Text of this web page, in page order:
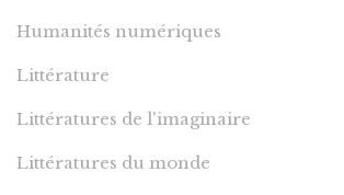
Humanités numériques
Littérature
Littératures de l'imaginaire
Littératures du monde